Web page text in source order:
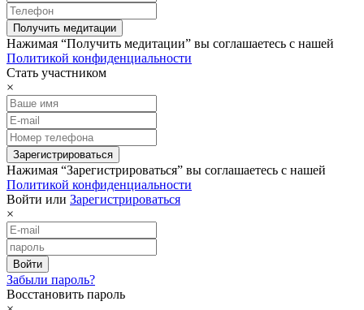
Нажимая “Получить медитации” вы соглашаетесь с нашей
Политикой конфиденциальности
Стать участником
×
Нажимая “Зарегистрироваться” вы соглашаетесь с нашей
Политикой конфиденциальности
Войти или Зарегистрироваться
×
Забыли пароль?
Восстановить пароль